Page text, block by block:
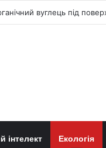
діри викидають
інтелект Екологія